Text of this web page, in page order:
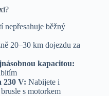
nepřesahuje běžný
20–30 km dojezdu za
kapacitou:
230 V: Nabijete i
s motorkem